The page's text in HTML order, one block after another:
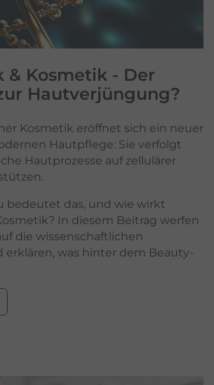
& Kosmetik - Der
Hautverjüngung?
Kosmetik eröffnet sich ein neuer
Hautpflege: Sie verfolgt
Hautprozesse auf zellulärer
bedeutet das, und wie wirkt
In diesem Beitrag werfen
die wissenschaftlichen
erklären, was hinter dem Beauty-